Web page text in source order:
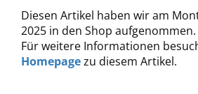
Diesen Artikel haben wir am
2025 in den Shop aufgenommen.
Für weitere Informationen
Homepagezu diesem Artikel.